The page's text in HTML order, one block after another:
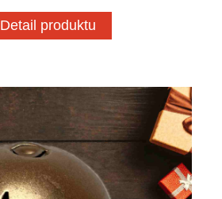
Detail produktu